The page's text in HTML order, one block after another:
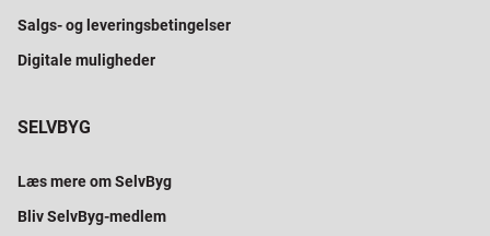
Salgs- og leveringsbetingelser
Digitale muligheder
SELVBYG
Læs mere om SelvByg
Bliv SelvByg-medlem